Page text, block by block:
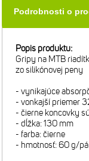
Podrobnosti o
Popis produktu:
Gripy na MTB
zo silikónovej peny
- vynikajúce
- vonkajší priemer
- čierne koncovky
- dĺžka: 130 mm
- farba: čierne
- hmotnosť: 60 g/